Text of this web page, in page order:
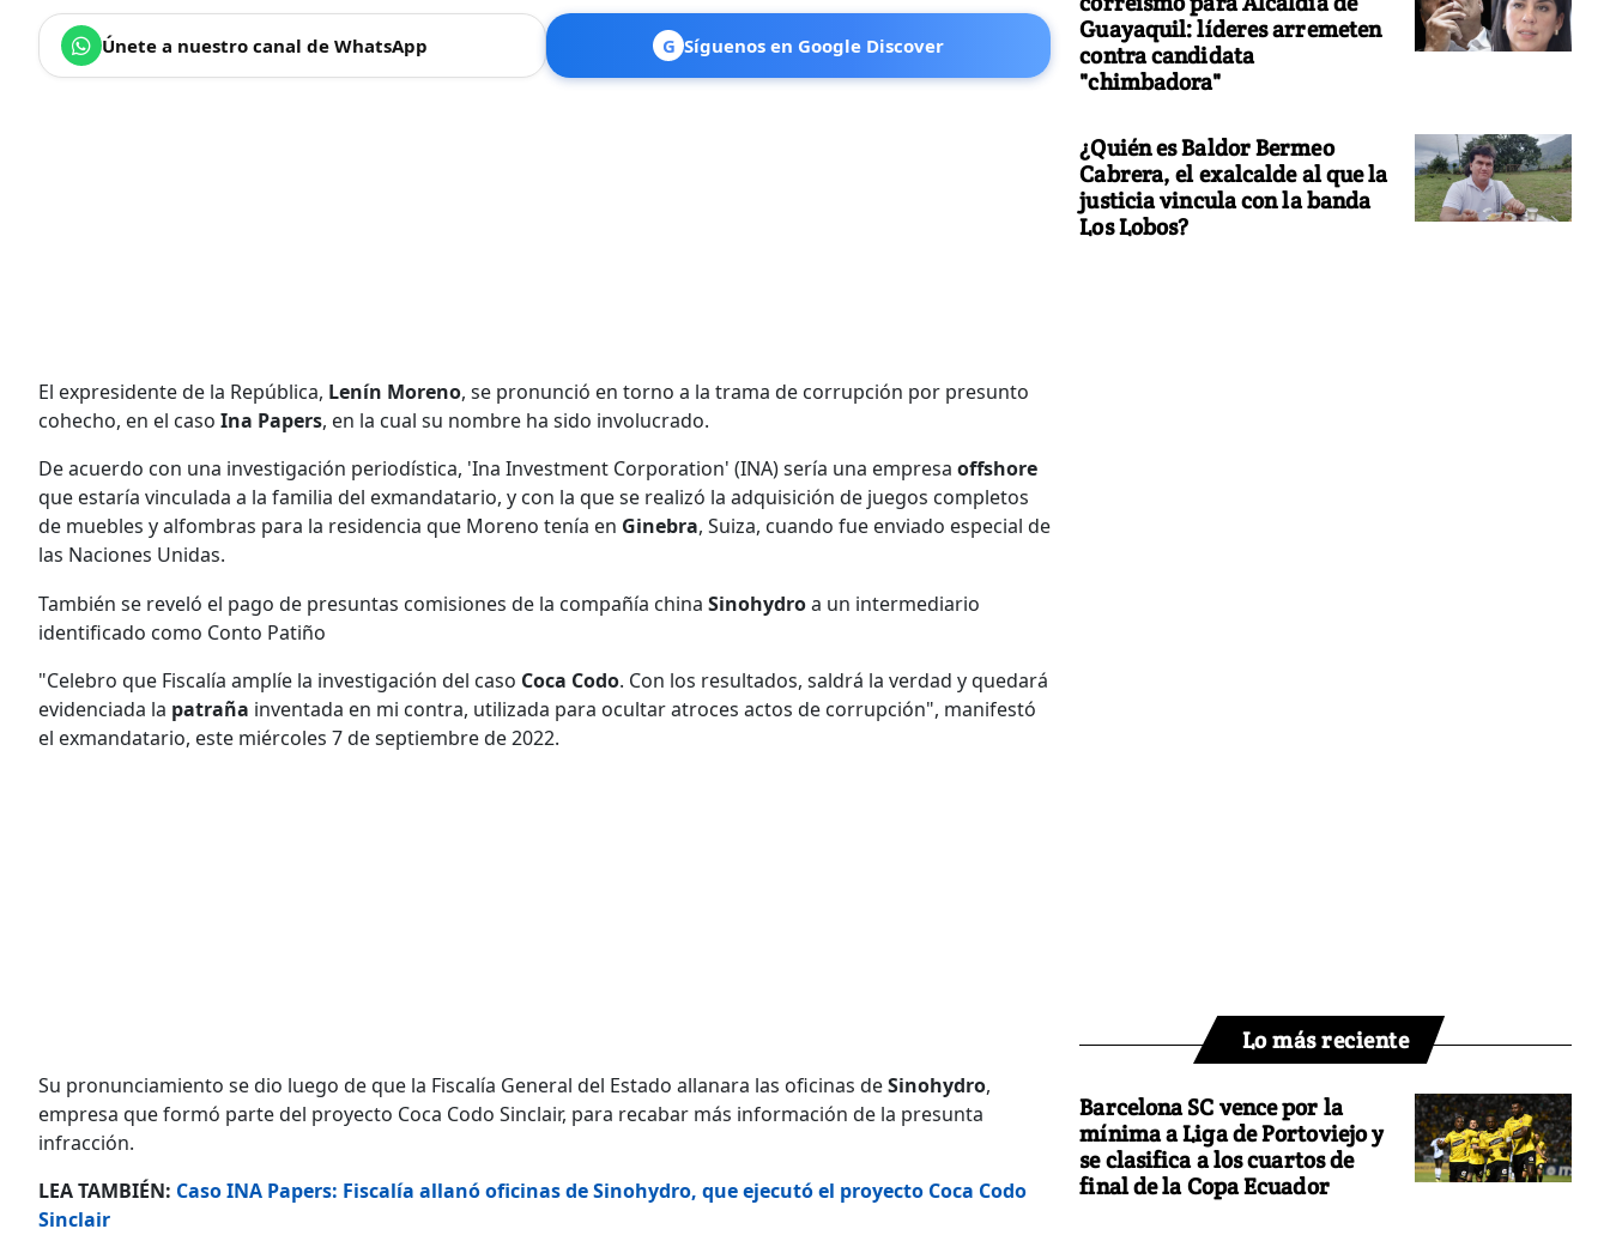
Únete a nuestro canal de WhatsApp G Síguenos en Google Discover
El expresidente de la República, Lenín Moreno, se pronunció en torno a la trama de corrupción por presunto
cohecho, en el caso Ina Papers, en la cual su nombre ha sido involucrado.
De acuerdo con una investigación periodística, 'Ina Investment Corporation' (INA) sería una empresa offshore
que estaría vinculada a la familia del exmandatario, y con la que se realizó la adquisición de juegos completos
de muebles y alfombras para la residencia que Moreno tenía en Ginebra, Suiza, cuando fue enviado especial de
las Naciones Unidas.
También se reveló el pago de presuntas comisiones de la compañía china Sinohydroa un intermediario
identificado como Conto Patiño
"Celebro que Fiscalía amplíe la investigación del caso Coca Codo. Con los resultados, saldrá la verdad y quedará
evidenciada la patraña inventada en mi contra, utilizada para ocultar atroces actos de corrupción", manifestó
el exmandatario, este miércoles 7 de septiembre de 2022.
Su pronunciamiento se dio luego de que la Fiscalía General del Estado allanara las oficinas deSinohydro,
empresa que formó parte del proyecto Coca Codo Sinclair, para recabar más información de la presunta
infracción.
LEA TAMBIÉN: Caso INA Papers: Fiscalía allanó oficinas de Sinohydro, que ejecutó el proyecto Coca Codo
Sinclair
Guayaquil: líderes arremeten
contra candidata
"chimbadora"
¿Quién es Baldor Bermeo
Cabrera, el exalcalde al que la
justicia vincula con la banda
Los Lobos?
Lo más reciente
Barcelona SC vence por la
mínima a Liga de Portoviejo y
se clasifica a los cuartos de
final de la Copa Ecuador